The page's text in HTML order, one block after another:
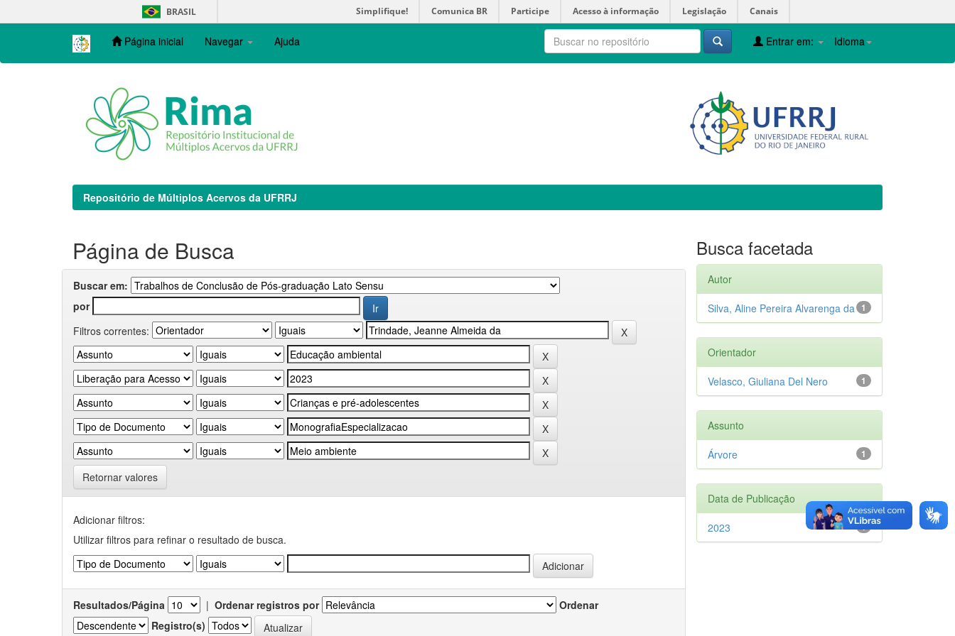
navigation
BRASIL Simplifique! Comunica BR Participe Acesso à informação Legislação Canais
Página inicial Navegar Ajuda Idioma
Entrar em:
Repositório de Múltiplos Acervos da UFRRJ
Página de Busca
Buscar em:
por
Filtros correntes:
Retornar valores
Adicionar filtros:
Utilizar filtros para refinar o resultado de busca.
Resultados/Página | Ordenar registros por
Ordenar
Registro(s)
Busca facetada
Autor
1
Silva, Aline Pereira Alvarenga da
Orientador
1
Velasco, Giuliana Del Nero
Assunto
1
Árvore
Data de Publicação
1
2023